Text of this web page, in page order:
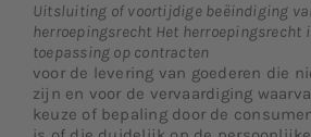
Uitsluiting of voortijdige beëindiging
herroepingsrecht Het herroepingsrecht
toepassing op contracten
voor de levering van goederen die
zijn en voor de vervaardiging
keuze of bepaling door de